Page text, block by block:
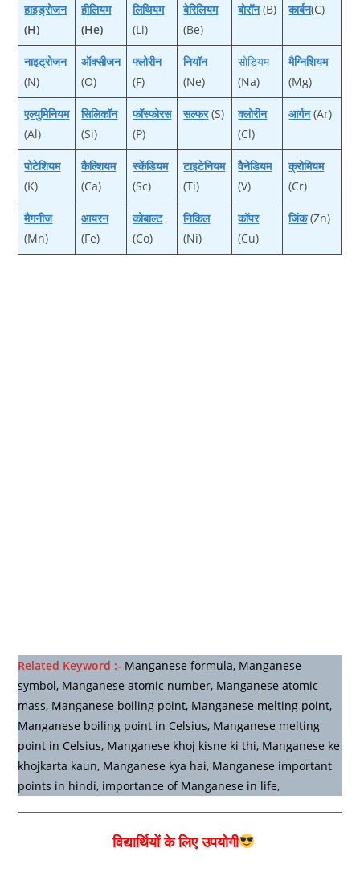
हाइड्रोजन
(H)
हीलियम
(He)
लिथि‍यम
(Li)
बेरिलियम
(Be)
बोरॉन(B) कार्बन(C)
नाइट्रोजन
(N)
ऑक्‍सीजन
(O)
फ्लोरीन
(F)
नियॉन
(Ne)
सोडियम
(Na)
मैग्‍न‍िशियम
(Mg)
एल्‍युमिनियम
(Al)
सिलिकॉन
(Si)
फॉस्‍फोरस
(P)
सल्‍फर(S)
क्‍लोरीन
(Cl)
आर्गन(Ar)
पोटेशियम
(K)
कैल्शियम
(Ca)
स्‍केंडियम
(Sc)
टाइटेनियम
(Ti)
वैनेडियम
(V)
क्रोमियम
(Cr)
मैगनीज
(Mn)
आयरन
(Fe)
कोबाल्‍ट
(Co)
निकिल
(Ni)
कॉपर
(Cu)
जिंक(Zn)
Related Keyword :- Manganese formula, Manganese
symbol, Manganese atomic number, Manganese atomic
mass, Manganese boiling point, Manganese melting point,
Manganese boiling point in Celsius, Manganese melting
point in Celsius, Manganese khoj kisne ki thi, Manganese ke
khojkarta kaun, Manganese kya hai, Manganese important
points in hindi, importance of Manganese in life,
विद्यार्थियों के लिए उपयोगी